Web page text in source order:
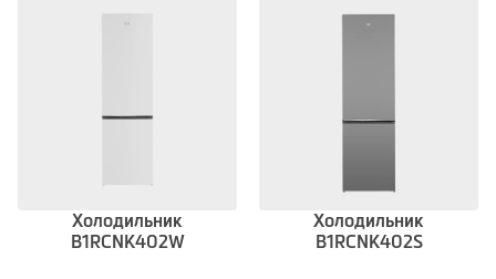
Холодильник
B1RCNK402W
Холодильник
B1RCNK402S